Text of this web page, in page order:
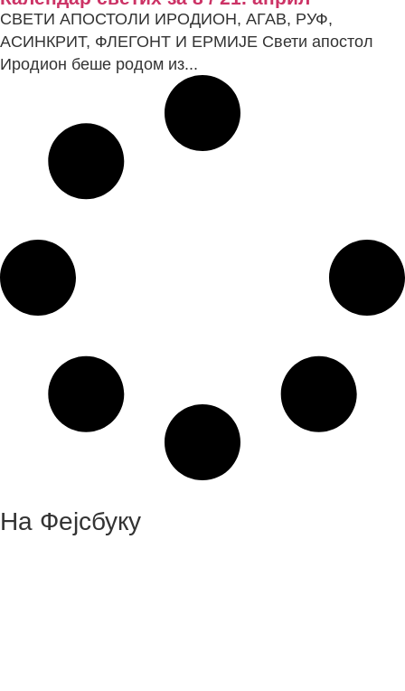
СВЕТИ АПОСТОЛИ ИРОДИОН, АГАВ, РУФ,
АСИНКРИТ, ФЛЕГОНТ И ЕРМИЈЕ Свети апостол
Иродион беше родом из...
На Фејсбуку